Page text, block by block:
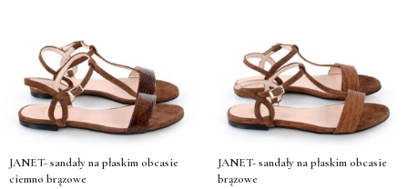
JANET- sandały na płaskim obcasie
ciemno brązowe
JANET- sandały na płaskim obcasie
brązowe